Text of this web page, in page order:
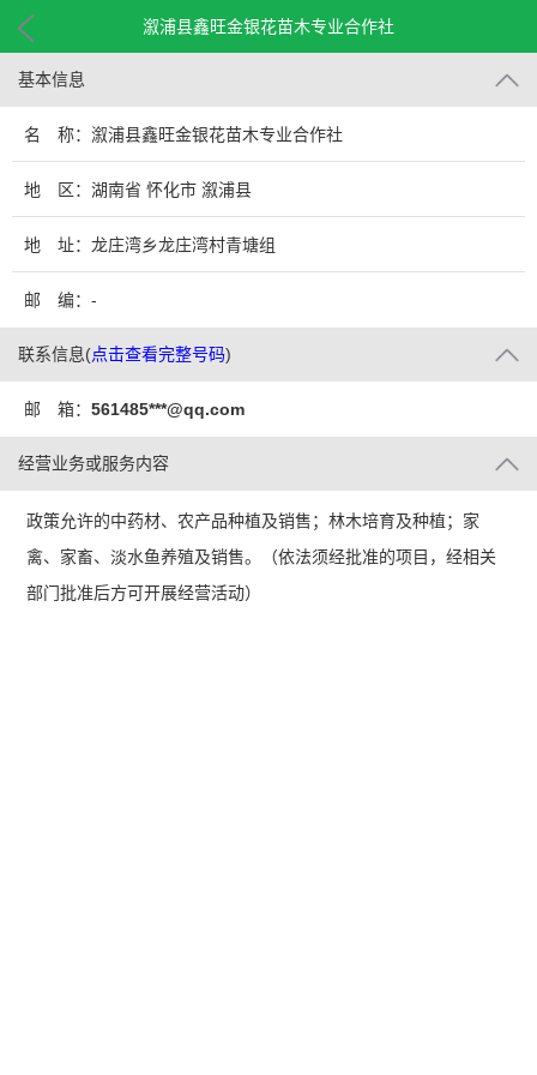
溆浦县鑫旺金银花苗木专业合作社
基本信息
名 称：溆浦县鑫旺金银花苗木专业合作社
地 区：湖南省 怀化市 溆浦县
地 址：龙庄湾乡龙庄湾村青塘组
邮 编：-
联系信息(点击查看完整号码)
邮 箱： 561485***@qq.com
经营业务或服务内容
政策允许的中药材、农产品种植及销售；林木培育及种植；家
禽、家畜、淡水鱼养殖及销售。（依法须经批准的项目，经相关
部门批准后方可开展经营活动）